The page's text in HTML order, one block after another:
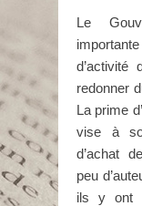
Le
redonner
La prime
vise à
d’achat
peu
ils y ont